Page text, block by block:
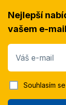
Nejlepší
vašem e-
Váš e-mail
Souhlasím